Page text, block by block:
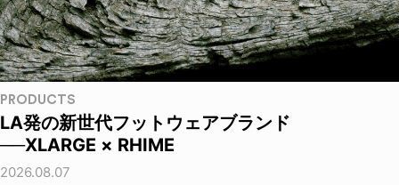
PRODUCTS
LA発の新世代フットウェアブランド
──XLARGE × RHIME
2026.08.07